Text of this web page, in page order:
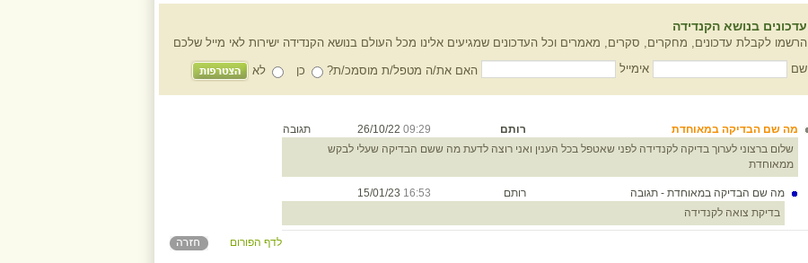
עדכונים בנושא הקנדידה
הרשמו לקבלת עדכונים, מחקרים, סקרים, מאמרים וכל העדכונים שמגיעים אלינו מכל העולם בנושא הקנדידה ישירות לאי מייל שלכם
שם
אימייל האם את/ה מטפל/ת מוסמכ/ת? כן לא
מה שם הבדיקה במאוחדת רותם 09:29
26/10/22
תגובה
שלום ברצוני לערוך בדיקה לקנדידה לפני שאטפל בכל הענין ואני רוצה לדעת מה ששם הבדיקה שעלי לבקש
ממאוחדת
מה שם הבדיקה במאוחדת - תגובה רותם 16:53
בדיקת צואה לקנדידה
לדף הפורום